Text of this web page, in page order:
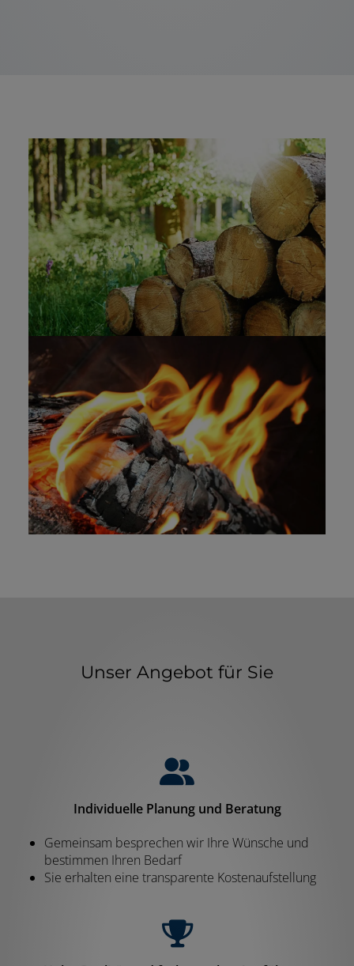
Unser Angebot für Sie
Individuelle Planung und Beratung
Gemeinsam besprechen wir Ihre Wünsche und
bestimmen Ihren Bedarf
Sie erhalten eine transparente Kostenaufstellung